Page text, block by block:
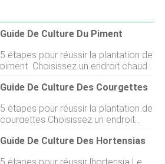
Guide De Culture Du Piment
5 étapes pour réussir la plantation de
piment Choisissez un endroit chaud
et ensoleillé. Le printemps et lété
sont les meilleurs moments pour
Zélande. Préparez votre sol avec de
la matière organique comme du
compost et des granulés de mouton.
Ajoutez une couche de mélange de
légumes dans lequel planter.
Guide De Culture Des Courgettes
5 étapes pour réussir la plantation de
courgettes Choisissez un endroit
chaud et ensoleillé. Le printemps et
lété sont les meilleurs moments pour
Guide De Culture Des Hortensias